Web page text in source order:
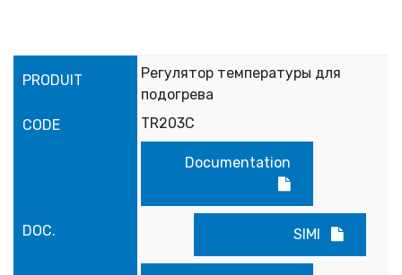
Регулятор температуры для
подогрева
TR203C
Documentation
SIMI